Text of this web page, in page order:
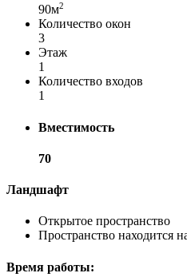
90м2
Количество окон
3
Этаж
1
Количество входов
1
Вместимость
70
Ландшафт
Открытое пространство
Пространство находится
Время работы: